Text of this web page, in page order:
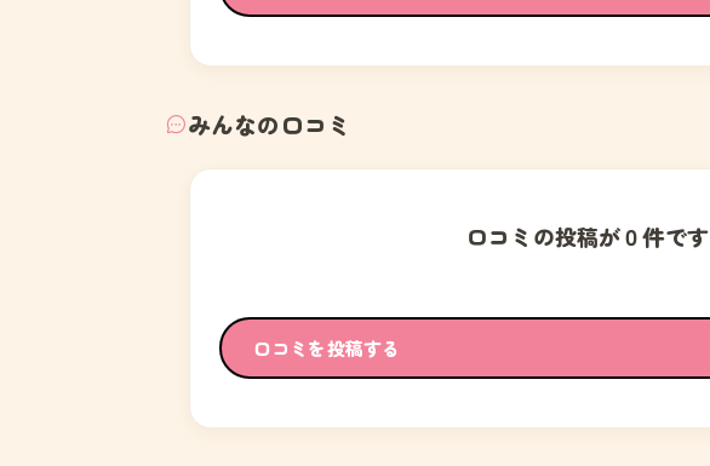
みんなの口コミ
口コミの投稿が０件です
口コミを投稿する